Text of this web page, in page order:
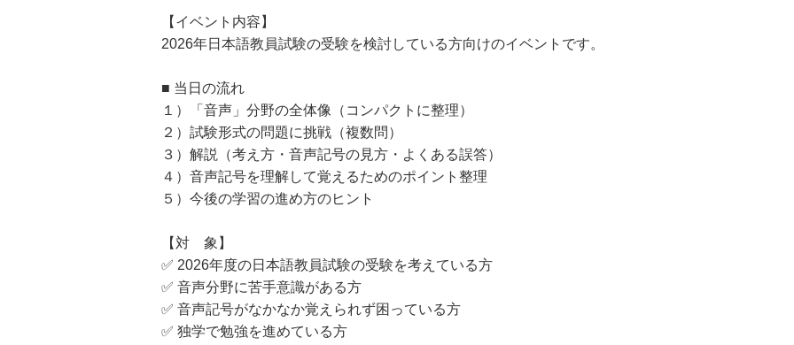
【イベント内容】
2026年日本語教員試験の受験を検討している方向けのイベントです。
■ 当日の流れ
１）「音声」分野の全体像（コンパクトに整理）
２）試験形式の問題に挑戦（複数問）
３）解説（考え方・音声記号の見方・よくある誤答）
４）音声記号を理解して覚えるためのポイント整理
５）今後の学習の進め方のヒント
【対 象】
✅ 2026年度の日本語教員試験の受験を考えている方
✅ 音声分野に苦手意識がある方
✅ 音声記号がなかなか覚えられず困っている方
✅ 独学で勉強を進めている方